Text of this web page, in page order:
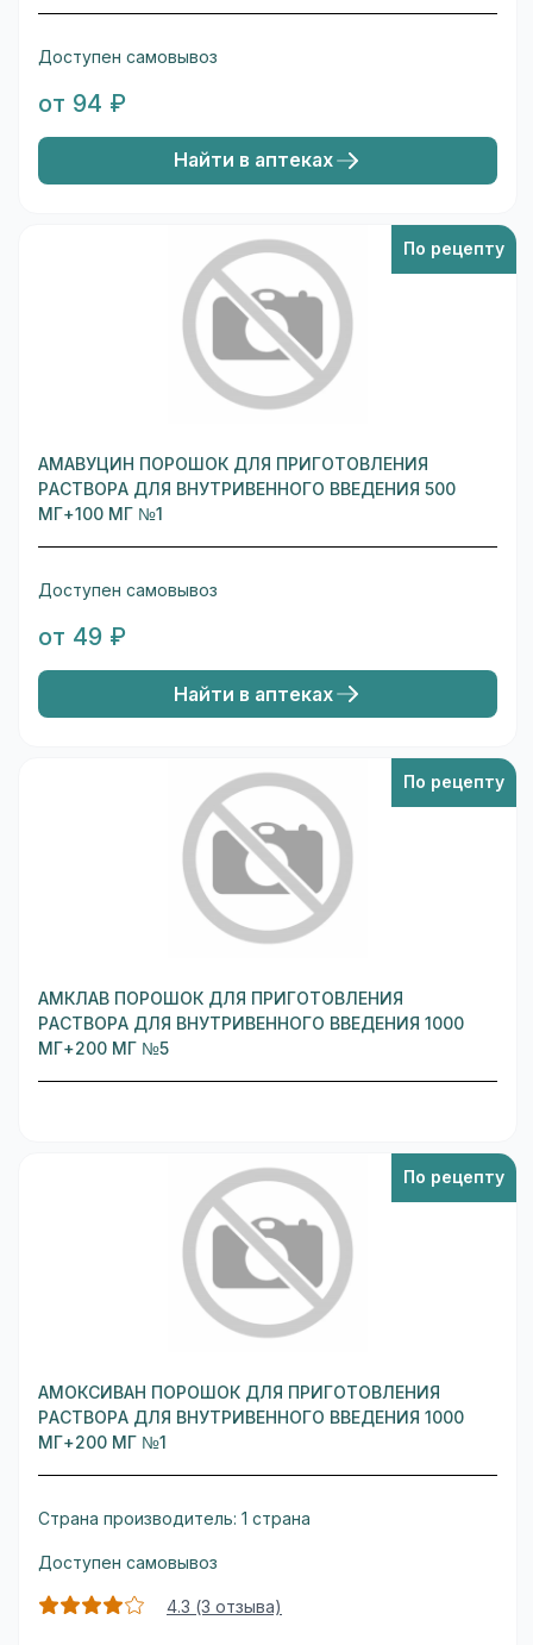
Доступен самовывоз
от 94 ₽
Найти в аптеках
По рецепту
АМАВУЦИН ПОРОШОК ДЛЯ ПРИГОТОВЛЕНИЯ
РАСТВОРА ДЛЯ ВНУТРИВЕННОГО ВВЕДЕНИЯ 500
МГ+100 МГ №1
Доступен самовывоз
от 49 ₽
Найти в аптеках
По рецепту
АМКЛАВ ПОРОШОК ДЛЯ ПРИГОТОВЛЕНИЯ
РАСТВОРА ДЛЯ ВНУТРИВЕННОГО ВВЕДЕНИЯ 1000
МГ+200 МГ №5
По рецепту
АМОКСИВАН ПОРОШОК ДЛЯ ПРИГОТОВЛЕНИЯ
РАСТВОРА ДЛЯ ВНУТРИВЕННОГО ВВЕДЕНИЯ 1000
МГ+200 МГ №1
Страна производитель: 1 страна
Доступен самовывоз
4.3 (3 отзыва)